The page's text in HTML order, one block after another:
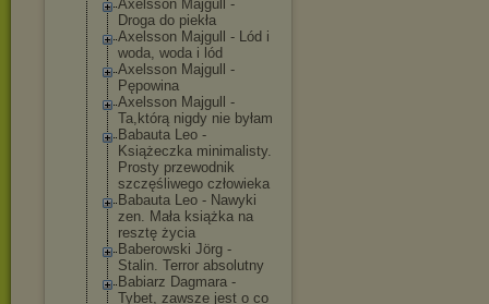
Axelsson Majgull -
Droga do piekła
Axelsson Majgull - Lód i
woda, woda i lód
Axelsson Majgull -
Pępowina
Axelsson Majgull -
Ta,którą nigdy nie byłam
Babauta Leo -
Książeczka minimalisty.
Prosty przewodnik
szczęśliwego człowieka
Babauta Leo - Nawyki
zen. Mała książka na
resztę życia
Baberowski Jörg -
Stalin. Terror absolutny
Babiarz Dagmara -
Tybet, zawsze jest o co